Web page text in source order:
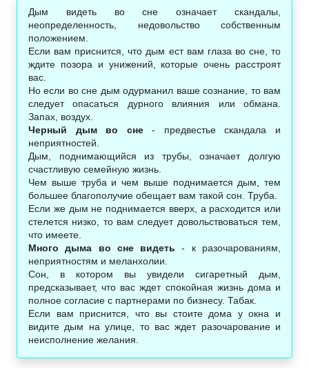
Дым видеть во сне означает скандалы,
неопределенность, недовольство собственным
положением.
Если вам приснится, что дым ест вам глаза во сне, то
ждите позора и унижений, которые очень расстроят
вас.
Но если во сне дым одурманил ваше сознание, то вам
следует опасаться дурного влияния или обмана.
Запах, воздух.
Черный дым во сне- предвестье скандала и
неприятностей.
Дым, поднимающийся из трубы, означает долгую
счастливую семейную жизнь.
Чем выше труба и чем выше поднимается дым, тем
большее благополучие обещает вам такой сон. Труба.
Если же дым не поднимается вверх, а расходится или
стелется низко, то вам следует довольствоваться тем,
что имеете.
Много дыма во сне видеть - к разочарованиям,
неприятностям и меланхолии.
Сон, в котором вы увидели сигаретный дым,
предсказывает, что вас ждет спокойная жизнь дома и
полное согласие с партнерами по бизнесу. Табак.
Если вам приснится, что вы стоите дома у окна и
видите дым на улице, то вас ждет разочарование и
неисполнение желания.